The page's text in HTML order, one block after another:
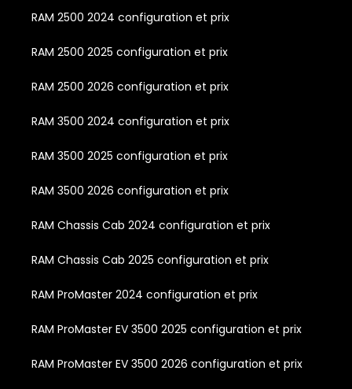
RAM 2500 2024 configuration et prix
RAM 2500 2025 configuration et prix
RAM 2500 2026 configuration et prix
RAM 3500 2024 configuration et prix
RAM 3500 2025 configuration et prix
RAM 3500 2026 configuration et prix
RAM Chassis Cab 2024 configuration et prix
RAM Chassis Cab 2025 configuration et prix
RAM ProMaster 2024 configuration et prix
RAM ProMaster EV 3500 2025 configuration et prix
RAM ProMaster EV 3500 2026 configuration et prix